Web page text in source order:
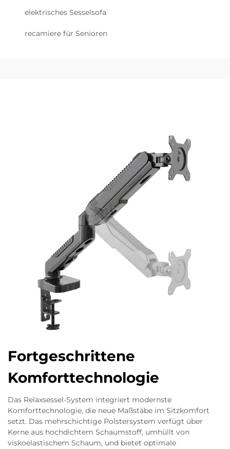
elektrisches Sesselsofa
recamiere für Senioren
Fortgeschrittene
Komforttechnologie
Das Relaxsessel-System integriert modernste
Komforttechnologie, die neue Maßstäbe im Sitzkomfort
setzt. Das mehrschichtige Polstersystem verfügt über
Kerne aus hochdichtem Schaumstoff, umhüllt von
viskoelastischem Schaum, und bietet optimale